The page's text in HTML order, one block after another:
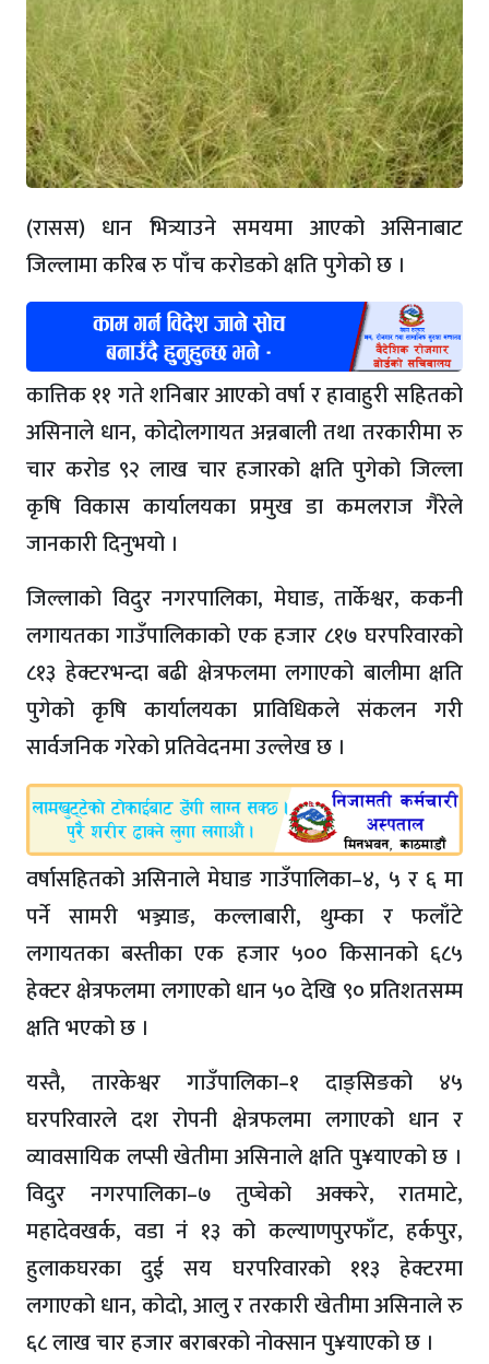
(रासस) धान भित्र्याउने समयमा आएको असिनाबाट
जिल्लामा करिब रु पाँच करोडको क्षति पुगेको छ ।
कात्तिक ११ गते शनिबार आएको वर्षा र हावाहुरी सहितको
असिनाले धान, कोदोलगायत अन्नबाली तथा तरकारीमा रु
चार करोड ९२ लाख चार हजारको क्षति पुगेको जिल्ला
कृषि विकास कार्यालयका प्रमुख डा कमलराज गैरेले
जानकारी दिनुभयो ।
जिल्लाको विदुर नगरपालिका, मेघाङ, तार्केश्वर, ककनी
लगायतका गाउँपालिकाको एक हजार ८१७ घरपरिवारको
८१३ हेक्टरभन्दा बढी क्षेत्रफलमा लगाएको बालीमा क्षति
पुगेको कृषि कार्यालयका प्राविधिकले संकलन गरी
सार्वजनिक गरेको प्रतिवेदनमा उल्लेख छ ।
वर्षासहितको असिनाले मेघाङ गाउँपालिका–४, ५ र ६ मा
पर्ने सामरी भञ्ज्याङ, कल्लाबारी, थुम्का र फलाँटे
लगायतका बस्तीका एक हजार ५०० किसानको ६८५
हेक्टर क्षेत्रफलमा लगाएको धान ५० देखि ९० प्रतिशतसम्म
क्षति भएको छ ।
यस्तै, तारकेश्वर गाउँपालिका–१ दाङ्सिङको ४५
घरपरिवारले दश रोपनी क्षेत्रफलमा लगाएको धान र
व्यावसायिक लप्सी खेतीमा असिनाले क्षति पु¥याएको छ ।
विदुर नगरपालिका–७ तुप्चेको अक्करे, रातमाटे,
महादेवखर्क, वडा नंं १३ को कल्याणपुरफाँट, हर्कपुर,
हुलाकघरका दुई सय घरपरिवारको ११३ हेक्टरमा
लगाएको धान, कोदो, आलु र तरकारी खेतीमा असिनाले रु
६८ लाख चार हजार बराबरको नोक्सान पु¥याएको छ ।